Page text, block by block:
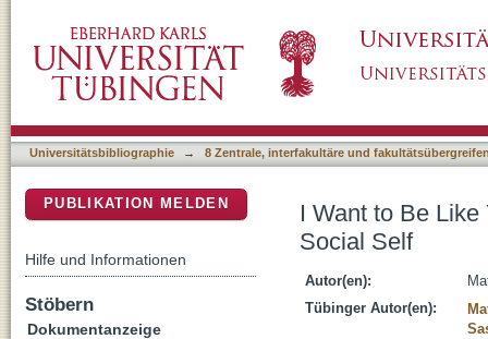
Universitätsbibliographie → 8 Zentrale, interfakultäre und
I Want to Be
Social Self
Autor(en):
Tübinger Autor(en):
PUBLIKATION MELDEN
Hilfe und Informationen
Stöbern
Dokumentanzeige